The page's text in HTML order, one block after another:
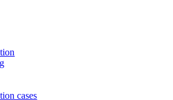
cases